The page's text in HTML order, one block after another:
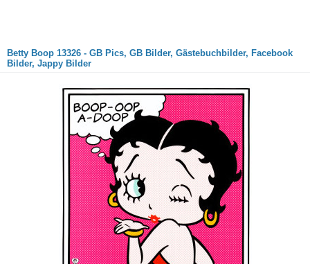
Betty Boop 13326 - GB Pics, GB Bilder, Gästebuchbilder, Facebook
Bilder, Jappy Bilder